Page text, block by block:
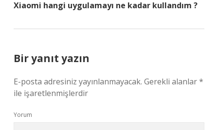
Xiaomi hangi uygulamayı ne kadar kullandım ?
Bir yanıt yazın
E-posta adresiniz yayınlanmayacak. Gerekli alanlar*
ile işaretlenmişlerdir
Yorum